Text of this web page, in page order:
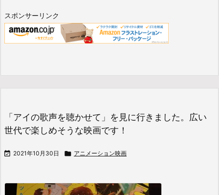
スポンサーリンク
「アイの歌声を聴かせて」を見に行きました。広い
世代で楽しめそうな映画です！
 2021年10月30日  アニメーション映画